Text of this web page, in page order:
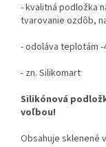
- kvalitná podložka
tvarovanie ozdôb,
- odoláva teplotám -
- zn. Silikomart
Silikónová
voľbou!
Obsahuje sklenené